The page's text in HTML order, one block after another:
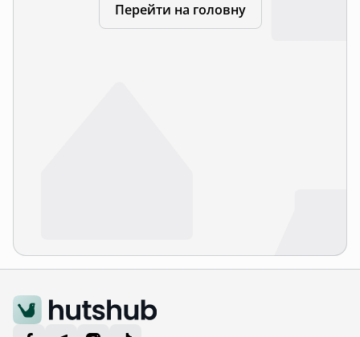
Перейти на головну